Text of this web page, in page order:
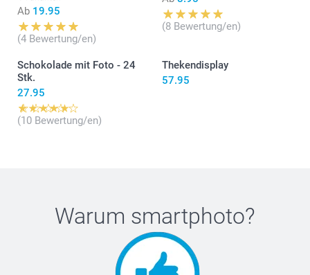
und muss selbst angeklebt werden. Freundliche
Grüsse, smartphoto AG
Ab 19.95
(4 Bewertung/en)
(8 Bewertung/en)
Schokolade mit Foto - 24
Stk.
27.95
(10 Bewertung/en)
Thekendisplay
57.95
Warum smartphoto?